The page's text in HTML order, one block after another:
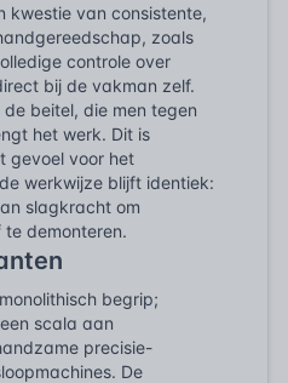
kwestie van consistente,
zoals
controle over
bij de vakman zelf.
beitel, die men tegen
het werk. Dit is
gevoel voor het
werkwijze blijft identiek:
slagkracht om
demonteren.
begrip;
scala aan
precisie-
De